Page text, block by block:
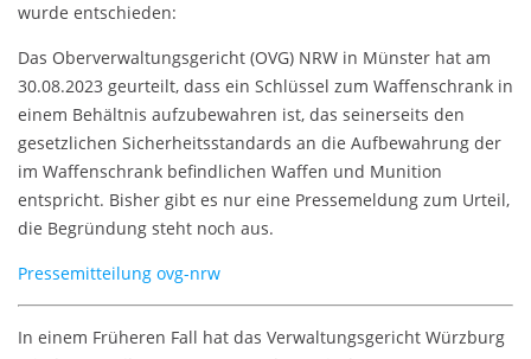
wurde entschieden:
Das Oberverwaltungsgericht (OVG) NRW in Münster hat am
30.08.2023 geurteilt, dass ein Schlüssel zum Waffenschrank in
einem Behältnis aufzubewahren ist, das seinerseits den
gesetzlichen Sicherheitsstandards an die Aufbewahrung der
im Waffenschrank befindlichen Waffen und Munition
entspricht. Bisher gibt es nur eine Pressemeldung zum Urteil,
die Begründung steht noch aus.
Pressemitteilung ovg-nrw
In einem Früheren Fall hat das Verwaltungsgericht Würzburg